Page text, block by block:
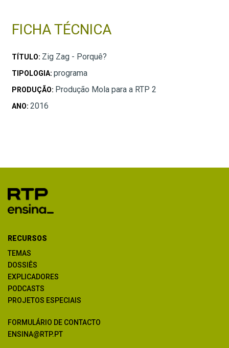
FICHA TÉCNICA
TÍTULO: Zig Zag - Porquê?
TIPOLOGIA: programa
PRODUÇÃO: Produção Mola para a RTP 2
ANO: 2016
RECURSOS
TEMAS
DOSSIÊS
EXPLICADORES
PODCASTS
PROJETOS ESPECIAIS
FORMULÁRIO DE CONTACTO
ENSINA@RTP.PT